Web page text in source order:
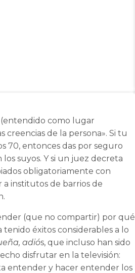
(entendido como lugar
de la persona». Si tu
70, entonces das por seguro
suyos. Y si un juez decreta
obligatoriamente con
institutos de barrios de
(que no compartir) por qué
éxitos considerables a lo
adiós, que incluso han sido
disfrutar en la televisión:
entender y hacer entender los